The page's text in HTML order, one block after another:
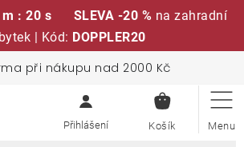
: 20 s SLEVA -20 % na zahradní
| Kód: DOPPLER20
při nákupu nad 2000 Kč
KOŠÍK